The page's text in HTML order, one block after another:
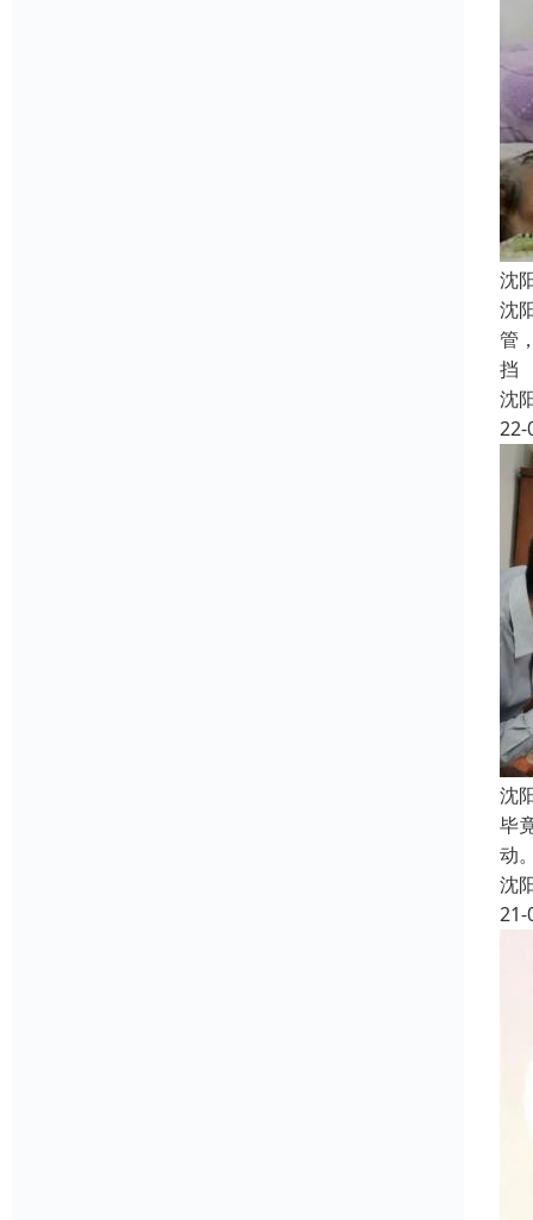
沈
沈
管
挡
沈
22-
沈
毕
动
沈
21-